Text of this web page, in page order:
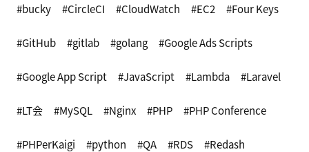
bucky CircleCI CloudWatch EC2 Four Keys
GitHub gitlab golang Google Ads Scripts
Google App Script JavaScript Lambda Laravel
LT会 MySQL Nginx PHP PHP Conference
PHPerKaigi python QA RDS Redash